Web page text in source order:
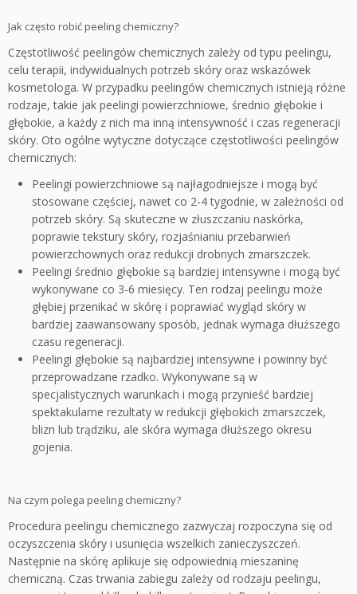
Jak często robić peeling chemiczny?
Częstotliwość peelingów chemicznych zależy od typu peelingu,
celu terapii, indywidualnych potrzeb skóry oraz wskazówek
kosmetologa. W przypadku peelingów chemicznych istnieją różne
rodzaje, takie jak peelingi powierzchniowe, średnio głębokie i
głębokie, a każdy z nich ma inną intensywność i czas regeneracji
skóry. Oto ogólne wytyczne dotyczące częstotliwości peelingów
chemicznych:
Peelingi powierzchniowe są najłagodniejsze i mogą być
stosowane częściej, nawet co 2-4 tygodnie, w zależności od
potrzeb skóry. Są skuteczne w złuszczaniu naskórka,
poprawie tekstury skóry, rozjaśnianiu przebarwień
powierzchownych oraz redukcji drobnych zmarszczek.
Peelingi średnio głębokie są bardziej intensywne i mogą być
wykonywane co 3-6 miesięcy. Ten rodzaj peelingu może
głębiej przenikać w skórę i poprawiać wygląd skóry w
bardziej zaawansowany sposób, jednak wymaga dłuższego
czasu regeneracji.
Peelingi głębokie są najbardziej intensywne i powinny być
przeprowadzane rzadko. Wykonywane są w
specjalistycznych warunkach i mogą przynieść bardziej
spektakularne rezultaty w redukcji głębokich zmarszczek,
blizn lub trądziku, ale skóra wymaga dłuższego okresu
gojenia.
Na czym polega peeling chemiczny?
Procedura peelingu chemicznego zazwyczaj rozpoczyna się od
oczyszczenia skóry i usunięcia wszelkich zanieczyszczeń.
Następnie na skórę aplikuje się odpowiednią mieszaninę
chemiczną. Czas trwania zabiegu zależy od rodzaju peelingu,